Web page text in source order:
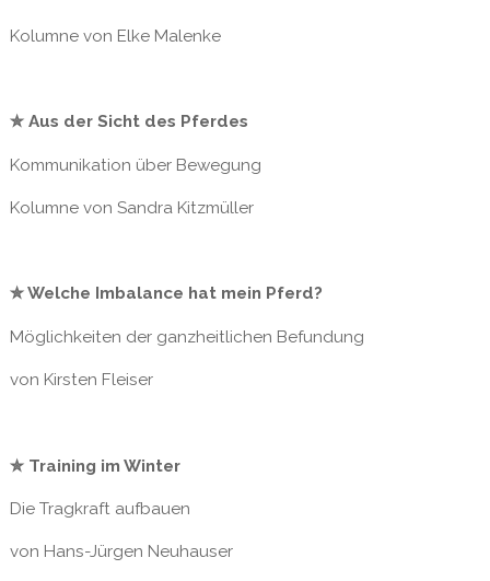
Kolumne von Elke Malenke
✮ Aus der Sicht des Pferdes
Kommunikation über Bewegung
Kolumne von Sandra Kitzmüller
✮ Welche Imbalance hat mein Pferd?
Möglichkeiten der ganzheitlichen Befundung
von Kirsten Fleiser
✮ Training im Winter
Die Tragkraft aufbauen
von Hans-Jürgen Neuhauser